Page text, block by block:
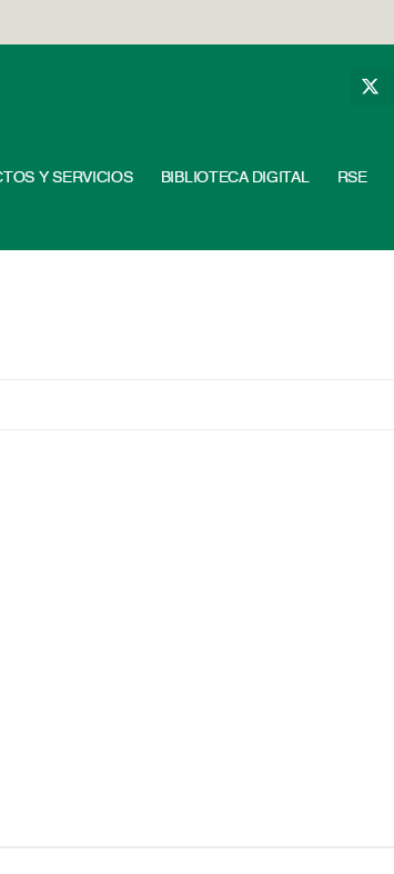
Y SERVICIOS BIBLIOTECA DIGITAL RSE